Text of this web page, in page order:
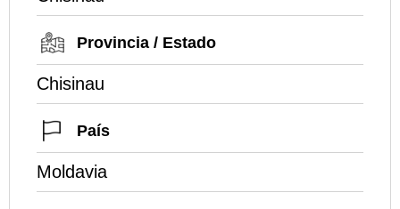
Provincia / Estado
Chisinau
País
Moldavia